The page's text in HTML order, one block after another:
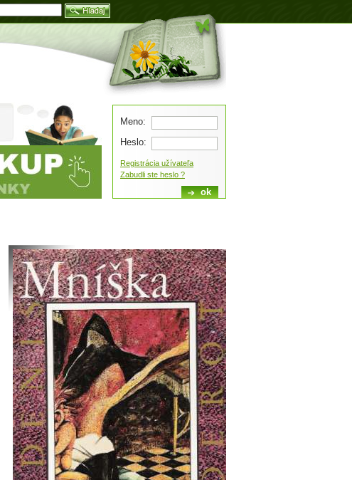
Meno:
Heslo:
Registrácia užívateľa
Zabudli ste heslo ?